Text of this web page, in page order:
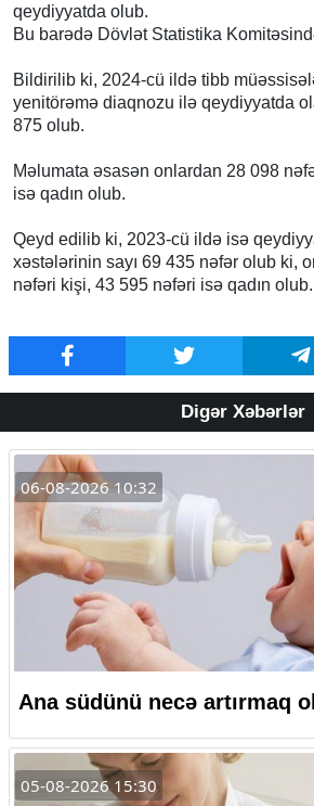
qeydiyyatda olub.
Bu barədə Dövlət Statistika
Bildirilib ki, 2024-cü ildə tibb
yenitörəmə diaqnozu ilə qeydiyyatda
875 olub.
Məlumata əsasən onlardan 28 098
isə qadın olub.
Qeyd edilib ki, 2023-cü ildə isə
xəstələrinin sayı 69 435 nəfər olub ki,
nəfəri kişi, 43 595 nəfəri isə qadın olub.
Digər Xəbərlər
06-08-2026 10:32
Ana südünü necə artırmaq
05-08-2026 15:30